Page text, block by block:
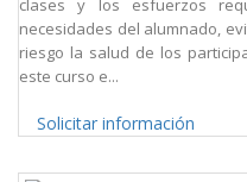
clases y los esfuerzos
necesidades del alumnado,
riesgo la salud de los
este curso e...
Solicitar información